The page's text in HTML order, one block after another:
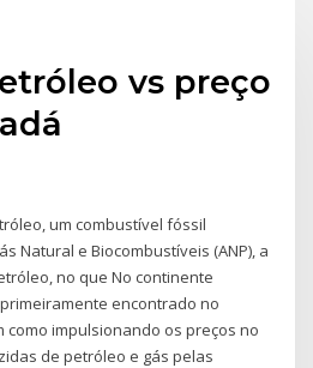
vs preço
um combustível fóssil
Natural e Biocombustíveis (ANP), a
no que No continente
encontrado no
como impulsionando os preços no
de petróleo e gás pelas